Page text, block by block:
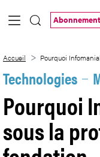
Saut au contenu
Accueil Pourquoi
Technologies
Pourquoi
sous la